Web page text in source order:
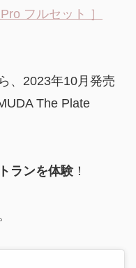
フルセット ］
、2023年10月発売
The Plate
ランを体験 ！